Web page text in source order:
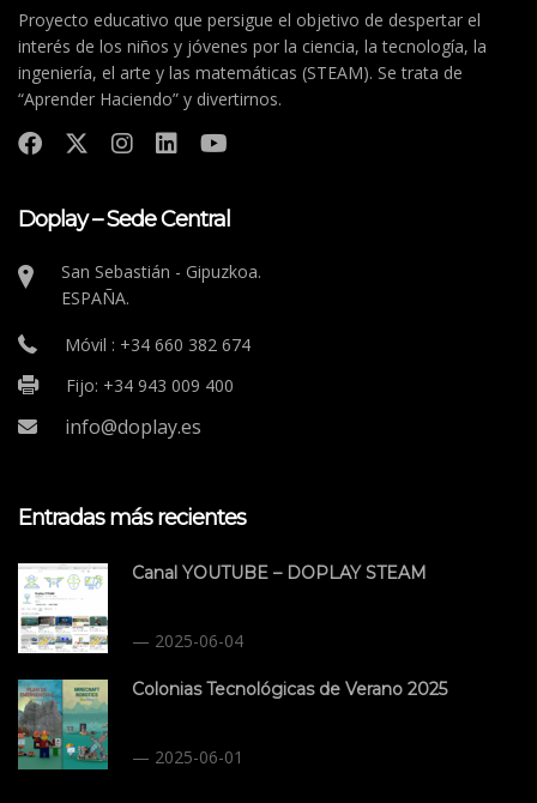
Proyecto educativo que persigue el objetivo de despertar el
interés de los niños y jóvenes por la ciencia, la tecnología, la
ingeniería, el arte y las matemáticas (STEAM). Se trata de
“Aprender Haciendo” y divertirnos.
Doplay – Sede Central
San Sebastián - Gipuzkoa.
ESPAÑA.
Móvil : +34 660 382 674
Fijo: +34 943 009 400
info@doplay.es
Entradas más recientes
Canal YOUTUBE – DOPLAY STEAM
2025-06-04
Colonias Tecnológicas de Verano 2025
2025-06-01